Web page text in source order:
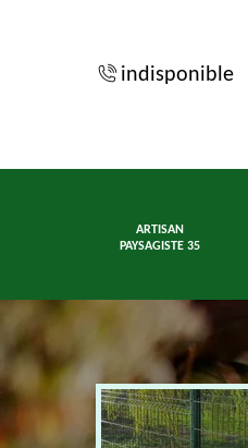
indisponible
ARTISAN
PAYSAGISTE 35